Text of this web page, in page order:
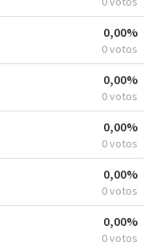
0,00%
0 votos
0,00%
0 votos
0,00%
0 votos
0,00%
0 votos
0,00%
0 votos